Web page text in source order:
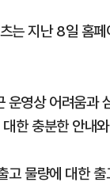
는 지난 8일 홈
운영상 어려움과
한 충분한 안내
고 물량에 대한